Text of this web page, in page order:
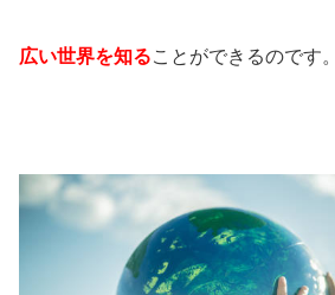
広い世界を知ることができるのです。